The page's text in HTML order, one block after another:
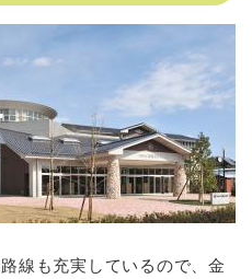
線も充実しているので、金